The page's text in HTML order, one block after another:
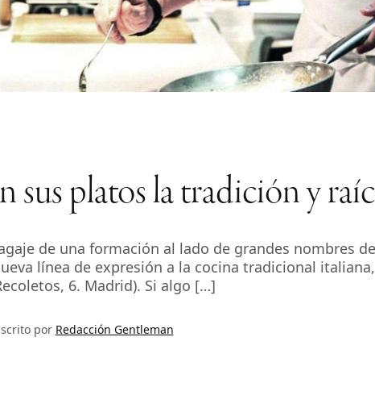
platos la tradición y
de una formación al lado de grandes nombres
línea de expresión a la cocina tradicional
6. Madrid). Si algo […]
por Redacción Gentleman